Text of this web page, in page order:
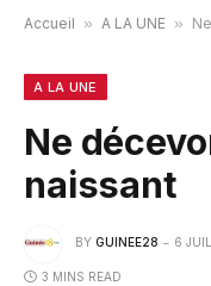
Accueil » A LA UNE »
A LA UNE
Ne
naissant
BY GUINEE28 6
3 MINS READ